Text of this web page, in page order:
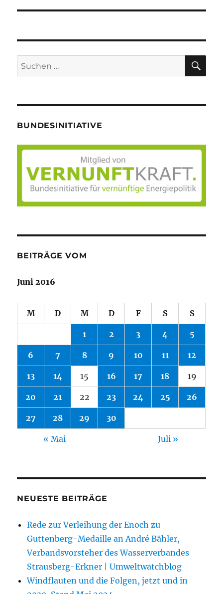
Suche
nach:
BUNDESINITIATIVE
BEITRÄGE VOM
Juni 2016
M D M D F S S
1 2 3 4 5
6 7 8 9 10 11 12
13 14 15 16 17 18 19
20 21 22 23 24 25 26
27 28 29 30
« Mai Juli »
NEUESTE BEITRÄGE
Rede zur Verleihung der Enoch zu
Guttenberg-Medaille an André Bähler,
Verbandsvorsteher des Wasserverbandes
Strausberg-Erkner | Umweltwatchblog
Windflauten und die Folgen, jetzt und in